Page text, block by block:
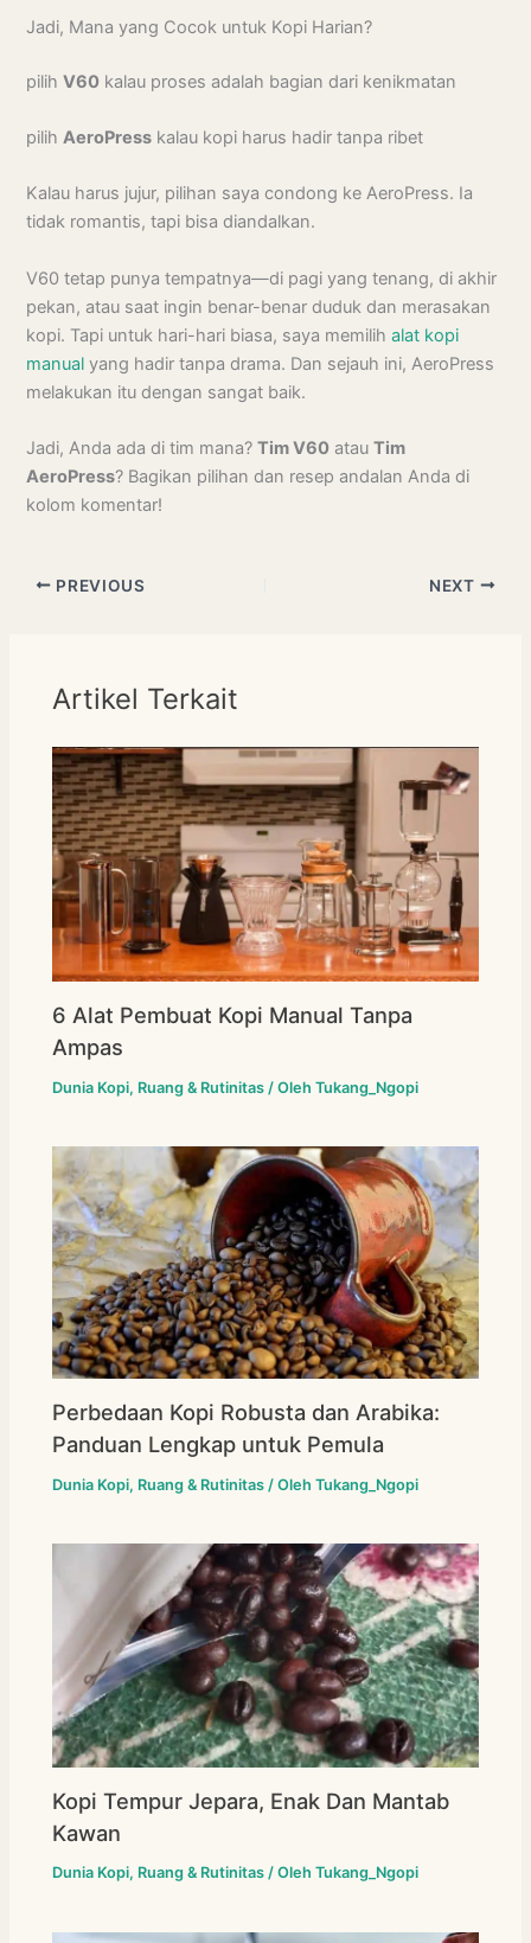
Jadi, Mana yang Cocok untuk Kopi Harian?
pilihV60 kalau proses adalah bagian dari kenikmatan
pilihAeroPress kalau kopi harus hadir tanpa ribet
Kalau harus jujur, pilihan saya condong ke AeroPress. Ia
tidak romantis, tapi bisa diandalkan.
V60 tetap punya tempatnya—di pagi yang tenang, di akhir
pekan, atau saat ingin benar-benar duduk dan merasakan
kopi. Tapi untuk hari-hari biasa, saya memilihalat kopi
manual yang hadir tanpa drama. Dan sejauh ini, AeroPress
melakukan itu dengan sangat baik.
Jadi, Anda ada di tim mana?Tim V60 atauTim
AeroPress? Bagikan pilihan dan resep andalan Anda di
kolom komentar!
PREVIOUS NEXT
Artikel Terkait
6 Alat Pembuat Kopi Manual Tanpa
Ampas
Dunia Kopi, Ruang & Rutinitas / OlehTukang_Ngopi
Perbedaan Kopi Robusta dan Arabika:
Panduan Lengkap untuk Pemula
Dunia Kopi, Ruang & Rutinitas / OlehTukang_Ngopi
Kopi Tempur Jepara, Enak Dan Mantab
Kawan
Dunia Kopi, Ruang & Rutinitas / OlehTukang_Ngopi